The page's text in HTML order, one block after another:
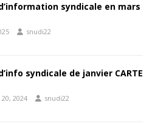
syndicale en mars
snudi22
syndicale de janvier CARTE
2024 snudi22